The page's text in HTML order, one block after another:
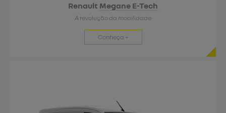
Renault Megane E-Tech
A revolução da mobilidade
Conheça +